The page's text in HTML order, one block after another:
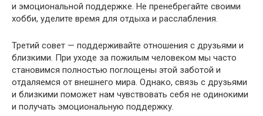
и эмоциональной поддержке. Не пренебрегайте своими
хобби, уделите время для отдыха и расслабления.
Третий совет — поддерживайте отношения с друзьями и
близкими. При уходе за пожилым человеком мы часто
становимся полностью поглощены этой заботой и
отдаляемся от внешнего мира. Однако, связь с друзьями
и близкими поможет нам чувствовать себя не одинокими
и получать эмоциональную поддержку.